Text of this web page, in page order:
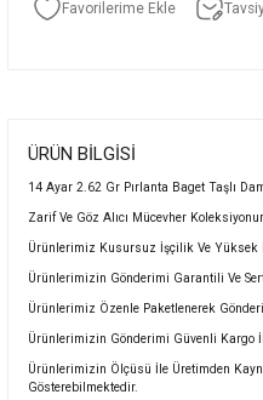
ÜRÜN BILGISI
14 Ayar 2.62 Gr Pırlanta Baget Taşlı
Zarif Ve Göz Alıcı Mücevher
Ürünlerimiz Kusursuz İşçilik Ve Yüksek
Ürünlerimizin Gönderimi Garantili Ve
Ürünlerimiz Özenle Paketlenerek
Ürünlerimizin Gönderimi Güvenli Kargo
Ürünlerimizin Ölçüsü İle Üretimden
Gösterebilmektedir.